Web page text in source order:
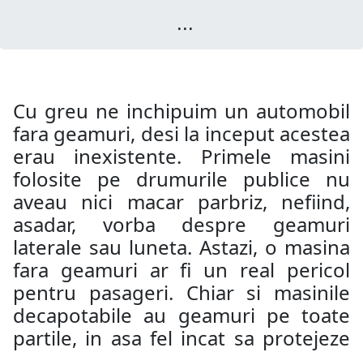
...
Cu greu ne inchipuim un automobil
fara geamuri, desi la inceput acestea
erau inexistente. Primele masini
folosite pe drumurile publice nu
aveau nici macar parbriz, nefiind,
asadar, vorba despre geamuri
laterale sau luneta. Astazi, o masina
fara geamuri ar fi un real pericol
pentru pasageri. Chiar si masinile
decapotabile au geamuri pe toate
partile, in asa fel incat sa protejeze